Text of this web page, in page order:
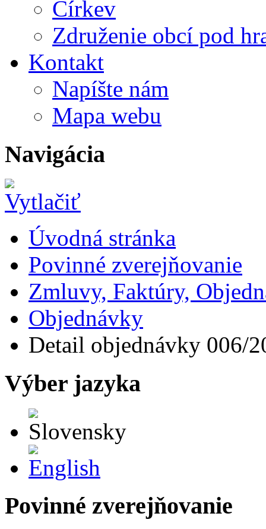
Církev
Združenie obcí pod
Kontakt
Napíšte nám
Mapa webu
Navigácia
Úvodná stránka
Povinné zverejňovanie
Zmluvy, Faktúry,
Objednávky
Detail objednávky 006/
Výber jazyka
Povinné zverejňovanie